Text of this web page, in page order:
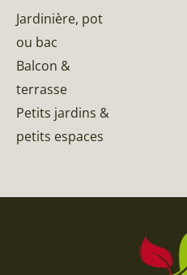
Jardinière, pot
ou bac
Balcon &
terrasse
Petits jardins &
petits espaces